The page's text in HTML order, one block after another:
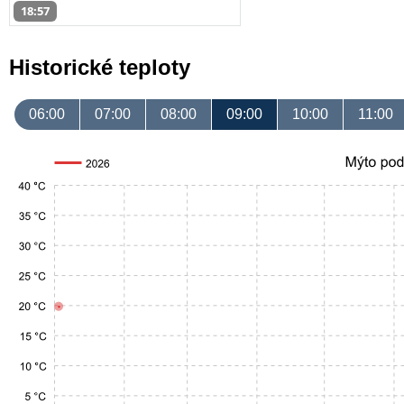
18:57
Historické teploty
06:00 07:00 08:00 09:00 10:00 11:00